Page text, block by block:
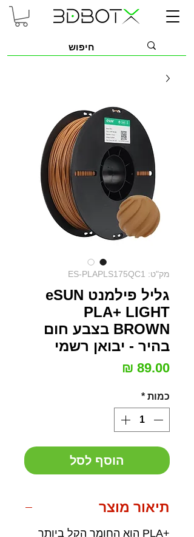
מק"ט: ES-PLAPLS175QC1
גליל פילמנט eSUN
PLA+ LIGHT
BROWN בצבע חום
בהיר - יבואן רשמי
כמות *
הוסף לסל
תיאור מוצר
+PLA הוא החומר הקל ביותר